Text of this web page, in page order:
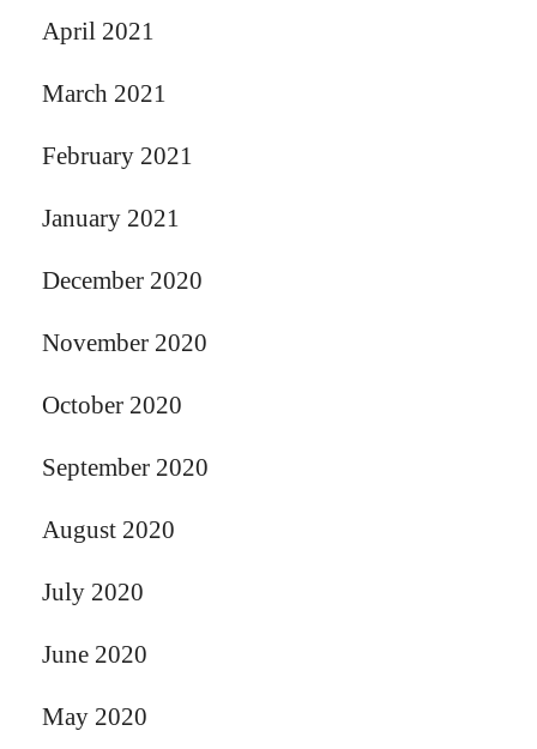
April 2021
March 2021
February 2021
January 2021
December 2020
November 2020
October 2020
September 2020
August 2020
July 2020
June 2020
May 2020